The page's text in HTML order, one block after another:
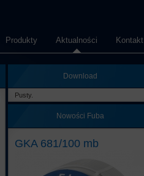
Kontakt
Aktualności
Produkty
Download
Pusty.
Nowości Fuba
GKA 681/100 mb